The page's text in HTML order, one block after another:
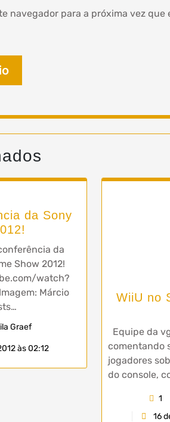
navegador para a próxima vez que
da Sony
da
Show 2012!
watch?
Márcio
Graef
às 02:12
WiiU no
Equipe da
comentando
jogadores
do console,
1
16